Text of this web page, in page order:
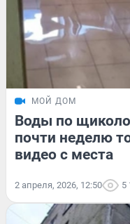
МОЙ ДОМ
Воды по
почти неделю
видео с места
2 апреля, 2026, 12:50 5